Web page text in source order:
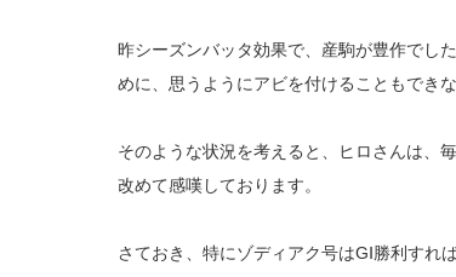
昨シーズンバッタ効果で、産駒が豊作でし
めに、思うようにアビを付けることもでき
そのような状況を考えると、ヒロさんは、
改めて感嘆しております。
さておき、特にゾディアク号はGⅠ勝利すれ